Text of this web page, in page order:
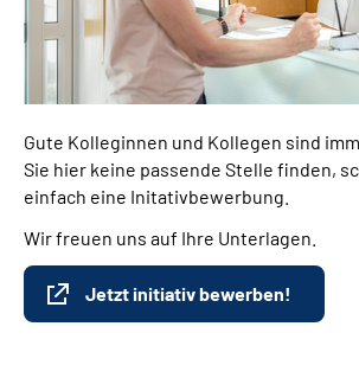
Gute Kolleginnen und Kollegen sind
Sie hier keine passende Stelle finden,
einfach eine Initativbewerbung.
Wir freuen uns auf Ihre Unterlagen.
Jetzt initiativ bewerben!